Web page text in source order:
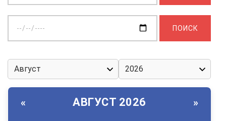
дату:
« АВГУСТ 2026 »